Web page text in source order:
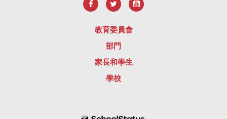
教育委員會
部門
家長和學生
學校